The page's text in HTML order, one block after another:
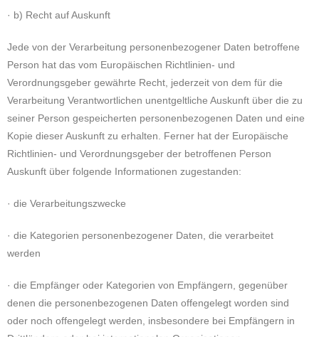
· b) Recht auf Auskunft
Jede von der Verarbeitung personenbezogener Daten betroffene
Person hat das vom Europäischen Richtlinien- und
Verordnungsgeber gewährte Recht, jederzeit von dem für die
Verarbeitung Verantwortlichen unentgeltliche Auskunft über die zu
seiner Person gespeicherten personenbezogenen Daten und eine
Kopie dieser Auskunft zu erhalten. Ferner hat der Europäische
Richtlinien- und Verordnungsgeber der betroffenen Person
Auskunft über folgende Informationen zugestanden:
· die Verarbeitungszwecke
· die Kategorien personenbezogener Daten, die verarbeitet
werden
· die Empfänger oder Kategorien von Empfängern, gegenüber
denen die personenbezogenen Daten offengelegt worden sind
oder noch offengelegt werden, insbesondere bei Empfängern in